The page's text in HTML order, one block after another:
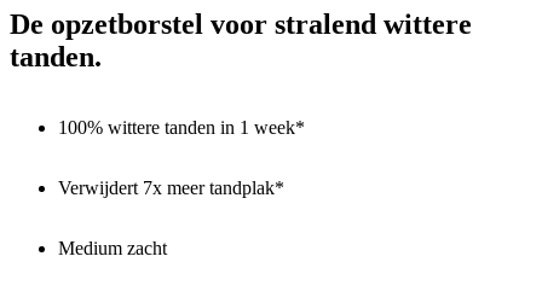
De opzetborstel voor stralend wittere
tanden.
100% wittere tanden in 1 week*
Verwijdert 7x meer tandplak*
Medium zacht